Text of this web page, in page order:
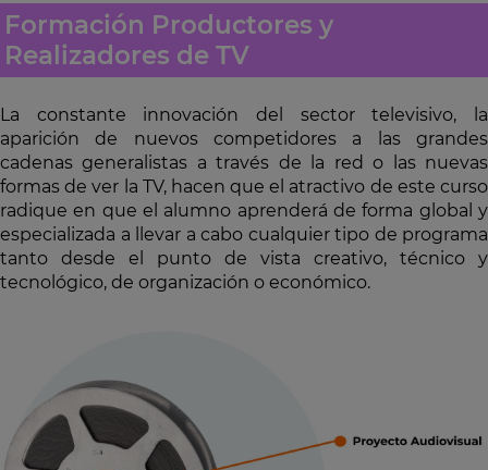
Formación Productores y
Realizadores de TV
La constante innovación del sector televisivo, la
aparición de nuevos competidores a las grandes
cadenas generalistas a través de la red o las nuevas
formas de ver la TV, hacen que el atractivo de este curso
radique en que el alumno aprenderá de forma global y
especializada a llevar a cabo cualquier tipo de programa
tanto desde el punto de vista creativo, técnico y
tecnológico, de organización o económico.